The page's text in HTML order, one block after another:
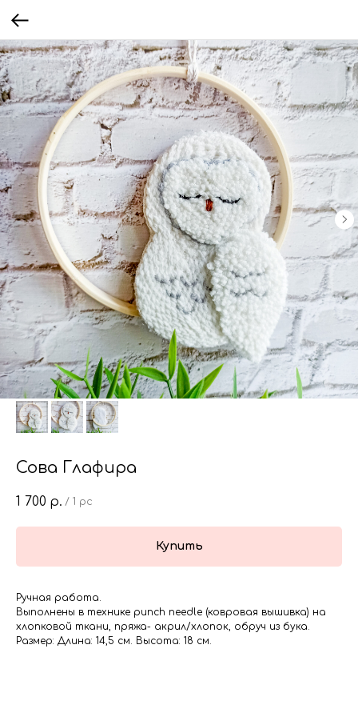
Сова Глафира
1 700 р. / 1 pc
Купить
Ручная работа.
Выполнены в технике punch needle (ковровая вышивка) на
хлопковой ткани, пряжа- акрил/хлопок, обруч из бука.
Размер: Длина: 14,5 см. Высота: 18 см.